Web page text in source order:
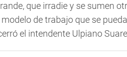
que irradie y se sumen
de trabajo que se
el intendente Ulpiano